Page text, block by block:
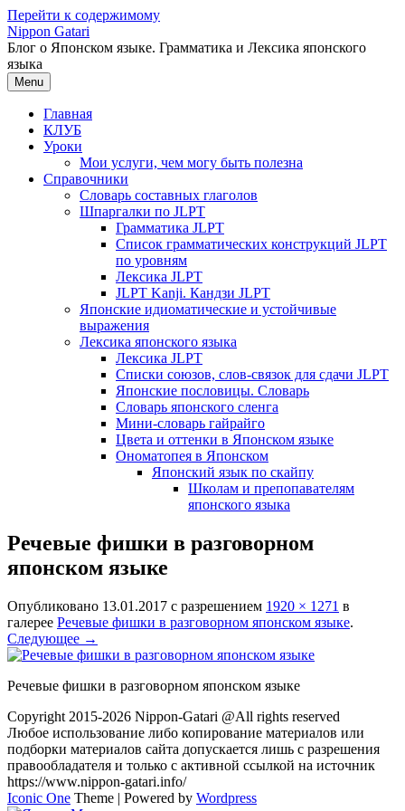
Перейти к содержимому
Nippon Gatari
Блог о Японском языке. Грамматика и Лексика японского
языка
Menu
Главная
КЛУБ
Уроки
Мои услуги, чем могу быть полезна
Справочники
Словарь составных глаголов
Шпаргалки по JLPT
Грамматика JLPT
Список грамматических конструкций JLPT
по уровням
Лексика JLPT
JLPT Kanji. Кандзи JLPT
Японские идиоматические и устойчивые
выражения
Лексика японского языка
Лексика JLPT
Списки союзов, слов-связок для сдачи JLPT
Японские пословицы. Словарь
Словарь японского сленга
Мини-словарь гайрайго
Цвета и оттенки в Японском языке
Ономатопея в Японском
Японский язык по скайпу
Школам и препопавателям
японского языка
Речевые фишки в разговорном
японском языке
Опубликовано 13.01.2017 с разрешением 1920 × 1271 в
галерее Речевые фишки в разговорном японском языке.
Следующее →
Речевые фишки в разговорном японском языке
Copyright 2015-2026 Nippon-Gatari @All rights reserved
Любое использование либо копирование материалов или
подборки материалов сайта допускается лишь с разрешения
правообладателя и только с активной ссылкой на источник
https://www.nippon-gatari.info/
Iconic One Theme | Powered by Wordpress